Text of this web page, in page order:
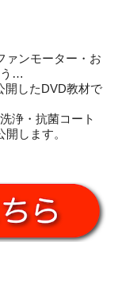
ンモーター・お
う…
開したDVD教材で
浄・抗菌コート
します。